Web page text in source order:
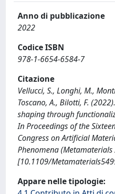
Anno di pubblicazione
2022
Codice ISBN
978-1-6654-6584-7
Citazione
Vellucci, S., Longhi, M.,
Toscano, A., Bilotti, F.
shaping through
In Proceedings of the
Congress on Artificial
Phenomena
[10.1109/
Appare nelle tipologie: